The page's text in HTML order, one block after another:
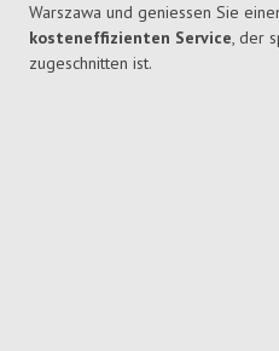
Warszawa und geniessen Sie
kosteneffizienten Service, der
zugeschnitten ist.